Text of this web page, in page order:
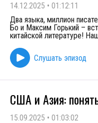
14.12.2025 • 01:12:11
Два языка, миллион
Бо и Максим Горький –
китайской литературе!
Слушать эпизод
США и Азия:
15.09.2025 • 01:03:02